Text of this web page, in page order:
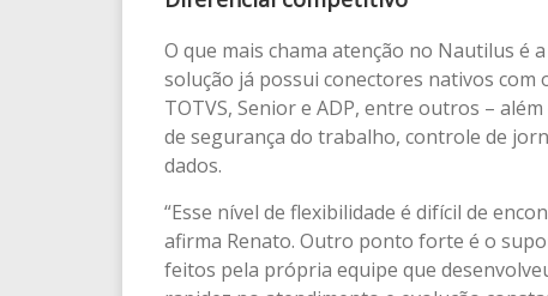
O que mais chama atenção no Nautilus é
solução já possui conectores nativos com
TOTVS, Senior e ADP, entre outros –
de segurança do trabalho, controle de
dados.
“Esse nível de flexibilidade é difícil de
afirma Renato. Outro ponto forte é o
feitos pela própria equipe que